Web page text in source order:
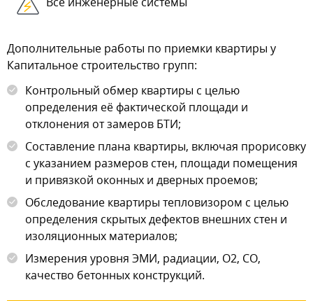
Дополнительные работы по приемки квартиры у
Капитальное строительство групп:
Контрольный обмер квартиры с целью
определения её фактической площади и
отклонения от замеров БТИ;
Составление плана квартиры, включая прорисовку
с указанием размеров стен, площади помещения
и привязкой оконных и дверных проемов;
Обследование квартиры тепловизором с целью
определения скрытых дефектов внешних стен и
изоляционных материалов;
Измерения уровня ЭМИ, радиации, О2, СО,
качество бетонных конструкций.